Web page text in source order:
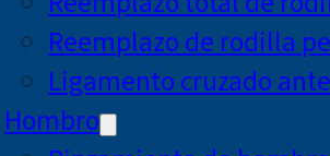
Reemplazo de rodilla
Ligamento cruzado
Hombro